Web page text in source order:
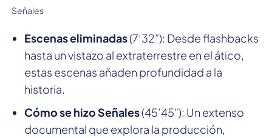
Señales
Escenas eliminadas(7’32”): Desde flashbacks
hasta un vistazo al extraterrestre en el ático,
estas escenas añaden profundidad a la
historia.
Cómo se hizo Señales(45’45”): Un extenso
documental que explora la producción,